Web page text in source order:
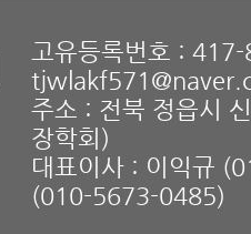
고유등록번호 :
주소 : 전북 정읍시
장학회)
대표이사 : 이익규
(010-5673-0485)